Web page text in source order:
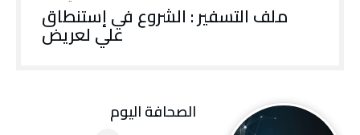
ملف التسفير : الشروع في إستنطاق
علي لعريض